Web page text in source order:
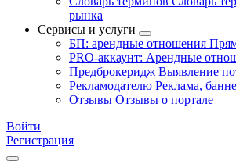
рынка
Сервисы и услуги
БП: арендные отношения
PRO-аккаунт: Арендные
Предброкеридж Выявление
Рекламодателю Реклама,
Отзывы Отзывы о портале
Войти
Регистрация